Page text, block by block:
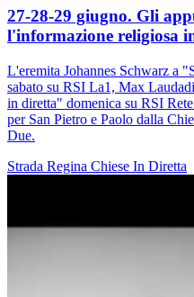
27-28-29 giugno. Gli
l'informazione religiosa
L'eremita Johannes Schwarz a
sabato su RSI La1, Max
in diretta" domenica su RSI
per San Pietro e Paolo dalla
Due.
Strada Regina Chiese In Diretta